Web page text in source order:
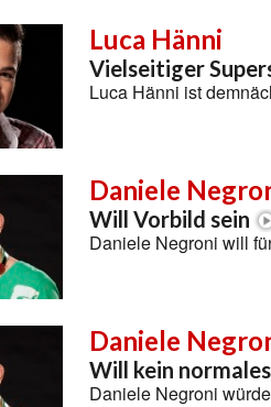
Luca Hänni
Vielseitiger
Luca Hänni ist
Daniele
Will Vorbild sein
Daniele Negroni will
Daniele
Will kein
Daniele Negroni